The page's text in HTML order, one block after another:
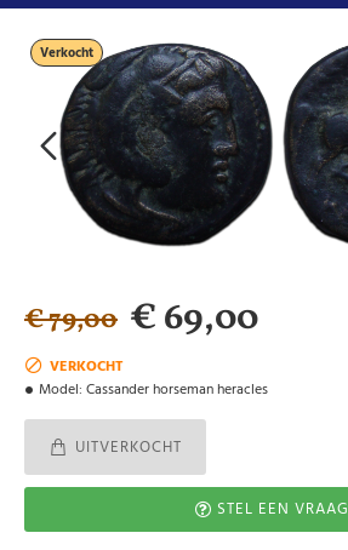
Verkocht
VERKOCHT
Model: Cassander horseman heracles
€ 69,00
€ 79,00
UITVERKOCHT
STEL EEN VRAAG